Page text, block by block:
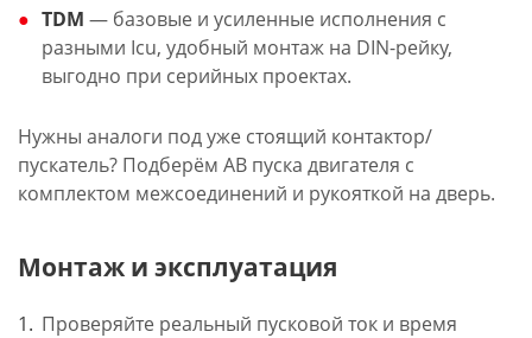
TDM — базовые и усиленные исполнения с
разными Icu, удобный монтаж на DIN-рейку,
выгодно при серийных проектах.
Нужны аналоги под уже стоящий контактор/
пускатель? Подберём АВ пуска двигателя с
комплектом межсоединений и рукояткой на дверь.
Монтаж и эксплуатация
Проверяйте реальный пусковой ток и время